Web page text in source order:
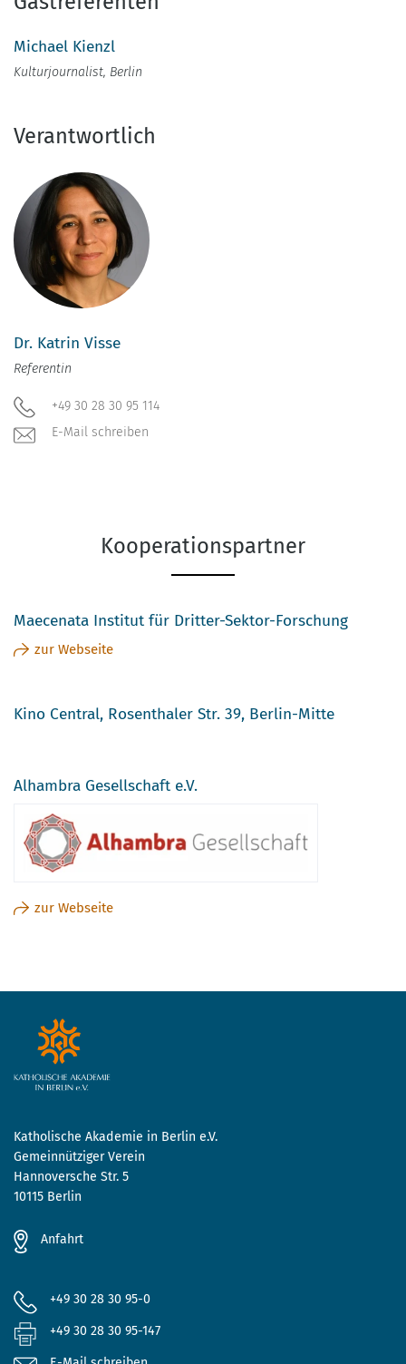
Michael Kienzl
Kulturjournalist, Berlin
Verantwortlich
Dr. Katrin Visse
Referentin
+49 30 28 30 95 114
E-Mail schreiben
Kooperationspartner
Maecenata Institut für Dritter-Sektor-Forschung
zur Webseite
Kino Central, Rosenthaler Str. 39, Berlin-Mitte
Alhambra Gesellschaft e.V.
zur Webseite
Katholische Akademie in Berlin e.V.
Gemeinnütziger Verein
Hannoversche Str. 5
10115 Berlin
Anfahrt
+49 30 28 30 95-0
+49 30 28 30 95-147